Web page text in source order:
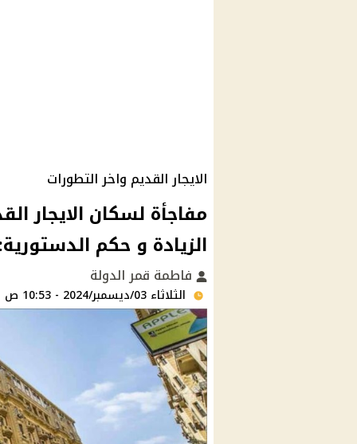
الايجار القديم واخر التطورات
مفاجأة لسكان الايجار
الزيادة و حكم
فاطمة قمر الدولة
الثلاثاء 03/ديسمبر/2024 - 10:53 ص